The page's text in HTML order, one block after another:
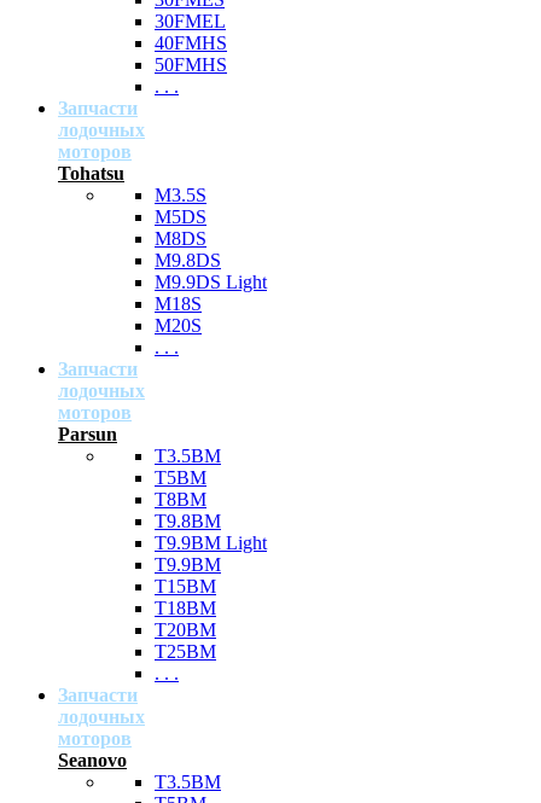
30FMEL
40FMHS
50FMHS
. . .
Запчасти
лодочных
моторов
Tohatsu
M3.5S
M5DS
M8DS
M9.8DS
M9.9DS Light
M18S
M20S
. . .
Запчасти
лодочных
моторов
Parsun
T3.5BM
T5BM
T8BM
T9.8BM
T9.9BM Light
T9.9BM
T15BM
T18BM
T20BM
T25BM
. . .
Запчасти
лодочных
моторов
Seanovo
T3.5BM